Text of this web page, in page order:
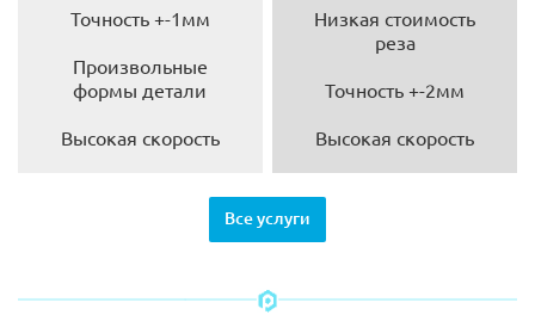
Точность +-1мм
Произвольные
формы детали
Высокая скорость
Низкая стоимость
реза
Точность +-2мм
Высокая скорость
Все услуги